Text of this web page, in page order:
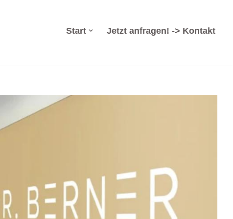
Start Jetzt anfragen! -> Kontakt
Arbeitsrecht, Wirtschaftsrecht. Dr. Berner &
für Insolvenzrecht, ✓Arbeitsrecht als auch